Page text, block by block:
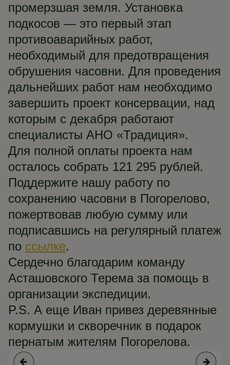
промерзшая земля. Установка
подкосов — это первый этап
противоаварийных работ,
необходимый для предотвращения
обрушения часовни. Для проведения
дальнейших работ нам необходимо
завершить проект консервации, над
которым с декабря работают
специалисты АНО «Традиция».
Для полной оплаты проекта нам
осталось собрать 121 295 рублей.
Поддержите нашу работу по
сохранению часовни в Погорелово,
пожертвовав любую сумму или
подписавшись на регулярный платеж
по ссылке.
Сердечно благодарим команду
Асташовского Терема за помощь в
организации экспедиции.
P.S. А еще Иван привез деревянные
кормушки и скворечник в подарок
пернатым жителям Погорелова.